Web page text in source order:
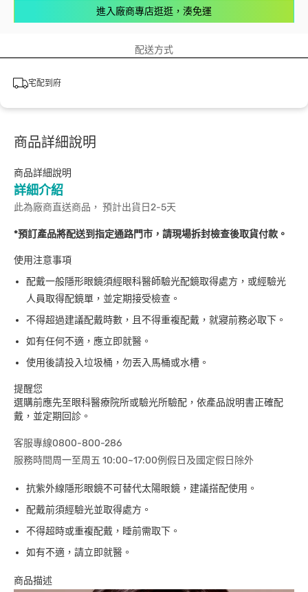
進入廠商專店逛逛，湊免運
配送方式
宅配到府
商品詳細說明
商品詳細說明
詳細介紹
此為廠商直送商品， 預計出貨日2-5天
*預訂產品將配送到指定通路門市，請現場拆封檢查後取貨付款。
使用注意事項
配戴一般隱形眼鏡須經眼科醫師驗光配鏡取得處方，或經驗光
人員取得配鏡單，並定期接受檢查。
不得超過建議配戴時數，且不得重複配戴，就寢前務必取下。
如有任何不適，應立即就醫。
使用後請投入垃圾桶，勿丟入馬桶或水槽。
提醒您
選購前應先至眼科醫療院所或驗光所驗配，依產品說明書正確配
戴，並定期回診。
客服專線0800-800-286
服務時間周一至周五 10:00~17:00例假日及國定假日除外
抗紫外線隱形眼鏡不可替代太陽眼鏡，建議搭配使用。
配戴前須經驗光並取得處方。
不得超時或重複配戴，睡前需取下。
如有不適，請立即就醫。
商品描述